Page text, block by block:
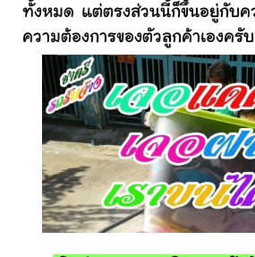
ทั้งหมด แต่ตรงส่วนนี้ก็ขึ้นอยู่กับค
ความต้องการของตัวลูกค้าเองครับ